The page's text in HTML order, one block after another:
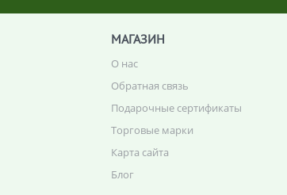
МАГАЗИН
О нас
Обратная связь
Подарочные сертификаты
Торговые марки
Карта сайта
Блог